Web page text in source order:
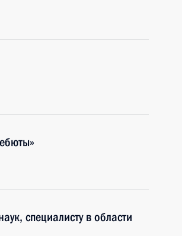
специалисту в области